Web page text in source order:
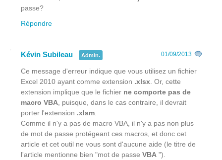
passe?
Répondre
Kévin Subileau Admin. 01/09/2013
Ce message d'erreur indique que vous utilisez un fichier
Excel 2010 ayant comme extension .xlsx . Or, cette
extension implique que le fichier ne comporte pas de
macro VBA , puisque, dans le cas contraire, il devrait
porter l'extension .xlsm
Comme il n'y a pas de macro VBA, il n'y a pas non plus
de mot de passe protégeant ces macros, et donc cet
article et cet outil ne vous sont d'aucune aide (le titre de
l'article mentionne bien "mot de passe VBA ").